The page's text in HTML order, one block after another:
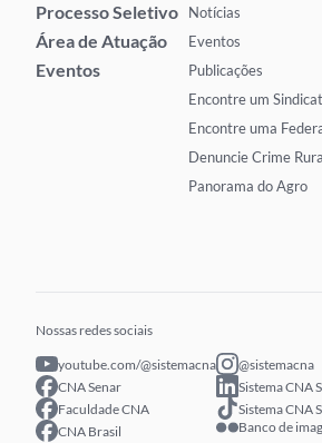
Processo Seletivo
Área de Atuação
Eventos
Notícias
Eventos
Publicações
Encontre um
Encontre uma
Denuncie Crime
Panorama do Agro
Nossas redes sociais
youtube.com/@sistemacna
CNA Senar
Faculdade CNA
CNA Brasil
@sistemacna
Sistema CNA
Sistema CNA
Banco de